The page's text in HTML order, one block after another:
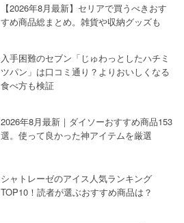
【2026年8月最新】セリアで買うべきおす
すめ商品総まとめ。雑貨や収納グッズも
入手困難のセブン「じゅわっとしたハチミ
ツパン」は口コミ通り？よりおいしくなる
食べ方も検証
2026年8月最新｜ダイソーおすすめ商品153
選。使って良かった神アイテムを厳選
シャトレーゼのアイス人気ランキング
TOP10！読者が選ぶおすすめ商品は？